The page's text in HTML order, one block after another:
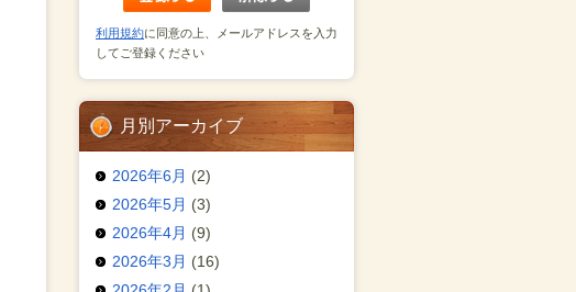
利用規約に同意の上、メールアドレスを入力
してご登録ください
月別アーカイブ
2026年6月 (2)
2026年5月 (3)
2026年4月 (9)
2026年3月 (16)